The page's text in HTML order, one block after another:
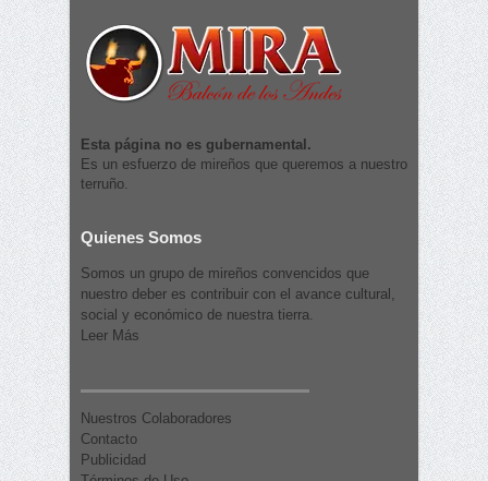
Esta página no es gubernamental.
Es un esfuerzo de mireños que queremos a nuestro
terruño.
Quienes Somos
Somos un grupo de mireños convencidos que
nuestro deber es contribuir con el avance cultural,
social y económico de nuestra tierra.
Leer Más
Nuestros Colaboradores
Contacto
Publicidad